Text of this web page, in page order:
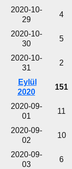
2020-10-
29
4
2020-10-
30
5
2020-10-
31
2
Eylül
2020
151
2020-09-
01
11
2020-09-
02
10
2020-09-
03
6